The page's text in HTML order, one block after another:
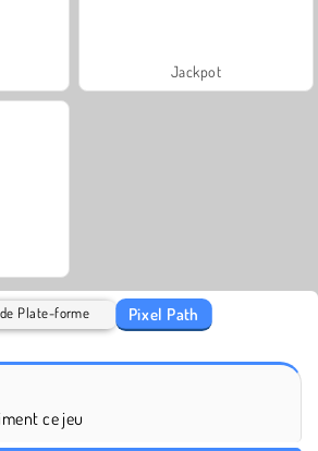
Jackpot
Plate-forme Pixel Path
ce jeu